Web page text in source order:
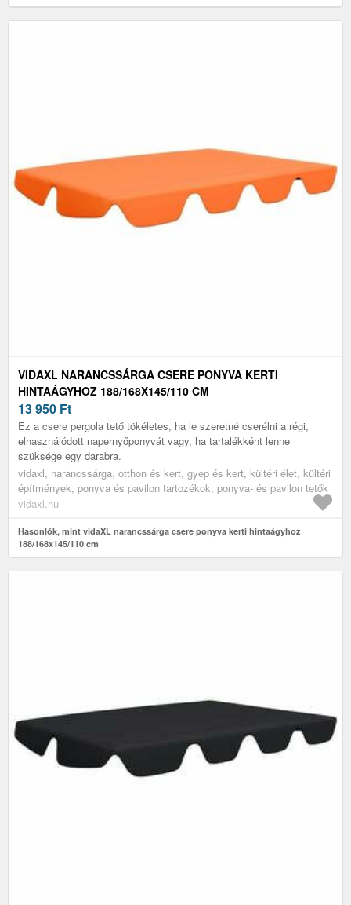
VIDAXL NARANCSSÁRGA CSERE PONYVA KERTI
HINTAÁGYHOZ 188/168X145/110 CM
13 950 Ft
Ez a csere pergola tető tökéletes, ha le szeretné cserélni a régi,
elhasználódott napernyőponyvát vagy, ha tartalékként lenne
szüksége egy darabra.
vidaxl, narancssárga, otthon és kert, gyep és kert, kültéri élet, kültéri
építmények, ponyva és pavilon tartozékok, ponyva- és pavilon tetők
vidaxl.hu
Hasonlók, mint vidaXL narancssárga csere ponyva kerti hintaágyhoz
188/168x145/110 cm